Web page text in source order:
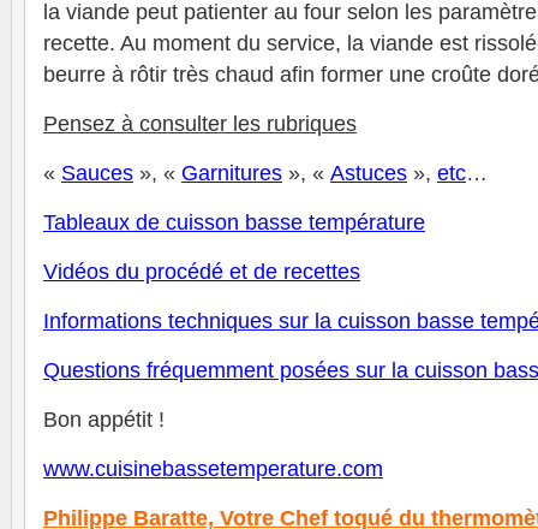
la viande peut patienter au four selon les
recette. Au moment du service, la viande est
beurre à rôtir très chaud afin former une croûte
Pensez à consulter les rubriques
« Sauces », « Garnitures », « Astuces », etc…
Tableaux de cuisson basse température
Vidéos du procédé et de recettes
Informations techniques sur la cuisson basse
Questions fréquemment posées sur la cuisson
Bon appétit !
www.cuisinebassetemperature.com
Philippe Baratte, Votre Chef toqué du